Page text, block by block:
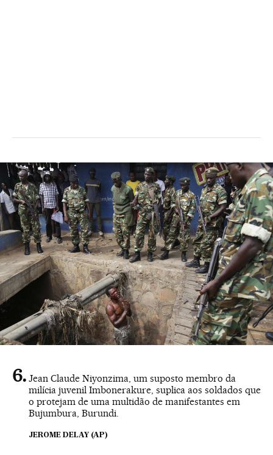
Jean Claude Niyonzima, um suposto membro da
milícia juvenil Imbonerakure, suplica aos soldados que
o protejam de uma multidão de manifestantes em
Bujumbura, Burundi.
JEROME DELAY (AP)